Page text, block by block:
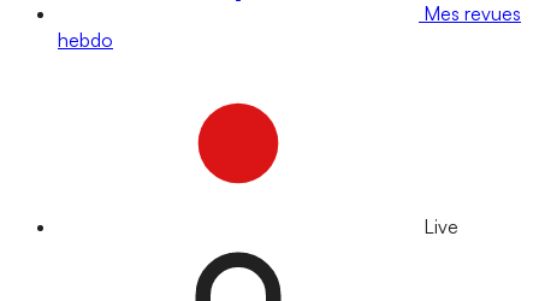
Mes revues
hebdo
Live